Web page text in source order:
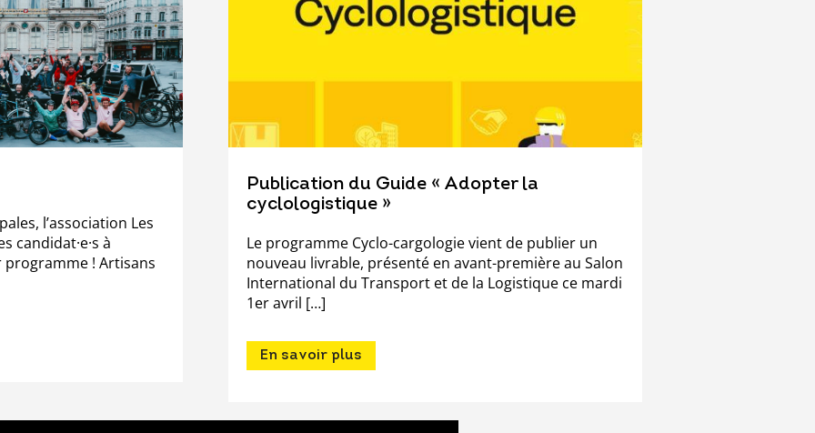
l’association Les
candidat·e·s à
! Artisans
Publication du Guide « Adopter la
cyclologistique »
Le programme Cyclo-cargologie vient de publier un
nouveau livrable, présenté en avant-première au Salon
International du Transport et de la Logistique ce mardi
1er avril […]
En savoir plus